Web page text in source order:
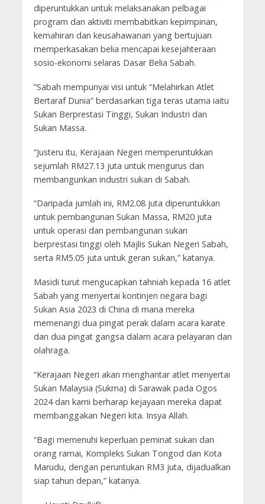
diperuntukkan untuk melaksanakan pelbagai
program dan aktiviti membabitkan kepimpinan,
kemahiran dan keusahawanan yang bertujuan
memperkasakan belia mencapai kesejahteraan
sosio-ekonomi selaras Dasar Belia Sabah.
“Sabah mempunyai visi untuk “Melahirkan Atlet
Bertaraf Dunia” berdasarkan tiga teras utama iaitu
Sukan Berprestasi Tinggi, Sukan Industri dan
Sukan Massa.
“Justeru itu, Kerajaan Negeri memperuntukkan
sejumlah RM27.13 juta untuk mengurus dan
membangunkan industri sukan di Sabah.
“Daripada jumlah ini, RM2.08 juta diperuntukkan
untuk pembangunan Sukan Massa, RM20 juta
untuk operasi dan pembangunan sukan
berprestasi tinggi oleh Majlis Sukan Negeri Sabah,
serta RM5.05 juta untuk geran sukan,” katanya.
Masidi turut mengucapkan tahniah kepada 16 atlet
Sabah yang menyertai kontinjen negara bagi
Sukan Asia 2023 di China di mana mereka
memenangi dua pingat perak dalam acara karate
dan dua pingat gangsa dalam acara pelayaran dan
olahraga.
“Kerajaan Negeri akan menghantar atlet menyertai
Sukan Malaysia (Sukma) di Sarawak pada Ogos
2024 dan kami berharap kejayaan mereka dapat
membanggakan Negeri kita. Insya Allah.
“Bagi memenuhi keperluan peminat sukan dan
orang ramai, Kompleks Sukan Tongod dan Kota
Marudu, dengan peruntukan RM3 juta, dijadualkan
siap tahun depan,” katanya.